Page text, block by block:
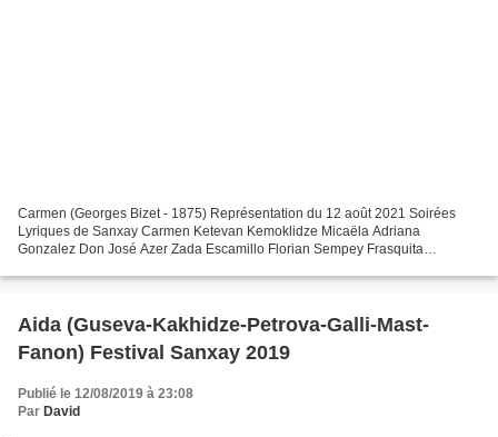
Carmen (Georges Bizet - 1875) Représentation du 12 août 2021 Soirées
Lyriques de Sanxay Carmen Ketevan Kemoklidze Micaëla Adriana
Gonzalez Don José Azer Zada Escamillo Florian Sempey Frasquita
Aida (Guseva-Kakhidze-Petrova-Galli-Mast-
Fanon) Festival Sanxay 2019
Publié le 12/08/2019 à 23:08
Par David